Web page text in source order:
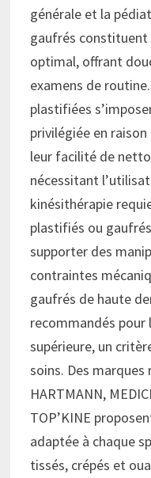
générale et la
gaufrés constituent
optimal, offrant
examens de
plastifiées
privilégiée en
leur facilité de
nécessitant
kinésithérapie
plastifiés ou
supporter des
contraintes
gaufrés de haute
recommandés pour
supérieure, un
soins. Des
HARTMANN,
TOP’KINE
adaptée à chaque
tissés, crépés et